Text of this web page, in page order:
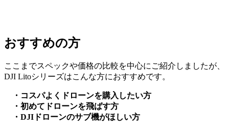
おすすめの方
ここまでスペックや価格の比較を中心にご紹介しましたが、
DJI Litoシリーズはこんな方におすすめです。
・コスパよくドローンを購入したい方
・初めてドローンを飛ばす方
・DJIドローンのサブ機がほしい方